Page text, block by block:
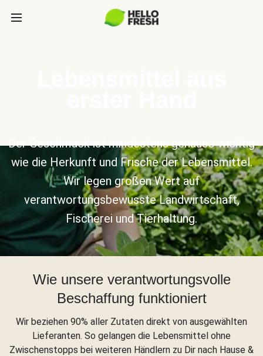
Der Geschmack ist mindestens genauso wichtig
wie die Herkunft und Frische der Lebensmittel.
Wir legen großen Wert auf
verantwortungsbewusste Landwirtschaft,
Fischerei und Tierhaltung.
Wie unsere verantwortungsvolle
Beschaffung funktioniert
Wir beziehen 90% aller Zutaten direkt von ausgewählten
Lieferanten. So gelangen die Lebensmittel ohne
Zwischenstopps bei weiteren Händlern zu Dir nach Hause &